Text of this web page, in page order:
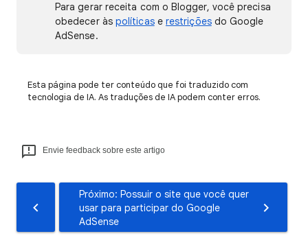
Para gerar receita com o Blogger, você precisa
obedecer às políticase restriçõesdo Google
AdSense.
Esta página pode ter conteúdo que foi traduzido com
tecnologia de IA. As traduções de IA podem conter erros.
Envie feedback sobre este artigo
Próximo: Possuir o site que você quer
usar para participar do Google
AdSense